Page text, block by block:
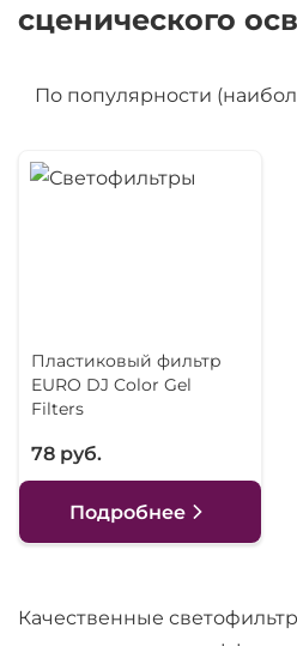
сценического
Пластиковый фильтр
EURO DJ Color Gel
Filters
78 руб.
Подробнее
Качественные